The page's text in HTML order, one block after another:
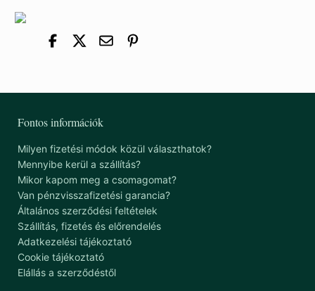
Fontos információk
Milyen fizetési módok közül választhatok?
Mennyibe kerül a szállítás?
Mikor kapom meg a csomagomat?
Van pénzvisszafizetési garancia?
Általános szerződési feltételek
Szállítás, fizetés és előrendelés
Adatkezelési tájékoztató
Cookie tájékoztató
Elállás a szerződéstől